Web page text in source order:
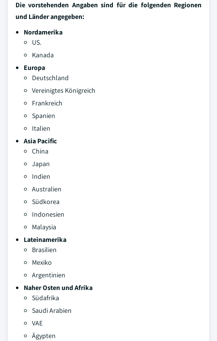
Die vorstehenden Angaben sind für die folgenden Regionen
und Länder angegeben:
Nordamerika
US.
Kanada
Europa
Deutschland
Vereinigtes Königreich
Frankreich
Spanien
Italien
Asia Pacific
China
Japan
Indien
Australien
Südkorea
Indonesien
Malaysia
Lateinamerika
Brasilien
Mexiko
Argentinien
Naher Osten und Afrika
Südafrika
Saudi Arabien
VAE
Ägypten